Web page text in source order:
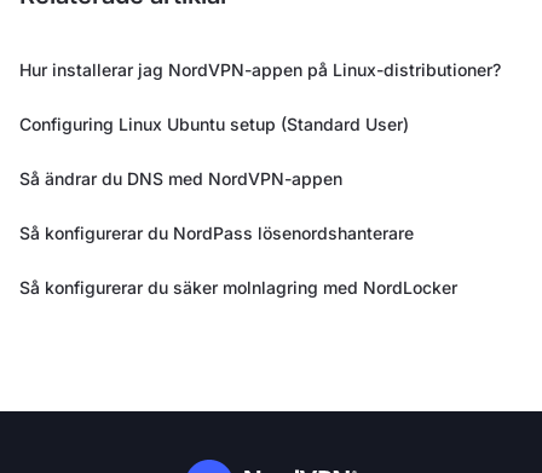
Hur installerar jag NordVPN-appen på Linux-distributioner?
Configuring Linux Ubuntu setup (Standard User)
Så ändrar du DNS med NordVPN-appen
Så konfigurerar du NordPass lösenordshanterare
Så konfigurerar du säker molnlagring med NordLocker